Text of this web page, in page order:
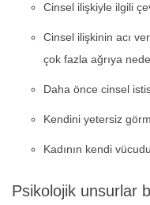
Cinsel ilişkiyle ilgili
Cinsel ilişkinin acı
çok fazla ağrıya
Daha önce cinsel
Kendini yetersiz
Kadının kendi
Psikolojik unsurlar